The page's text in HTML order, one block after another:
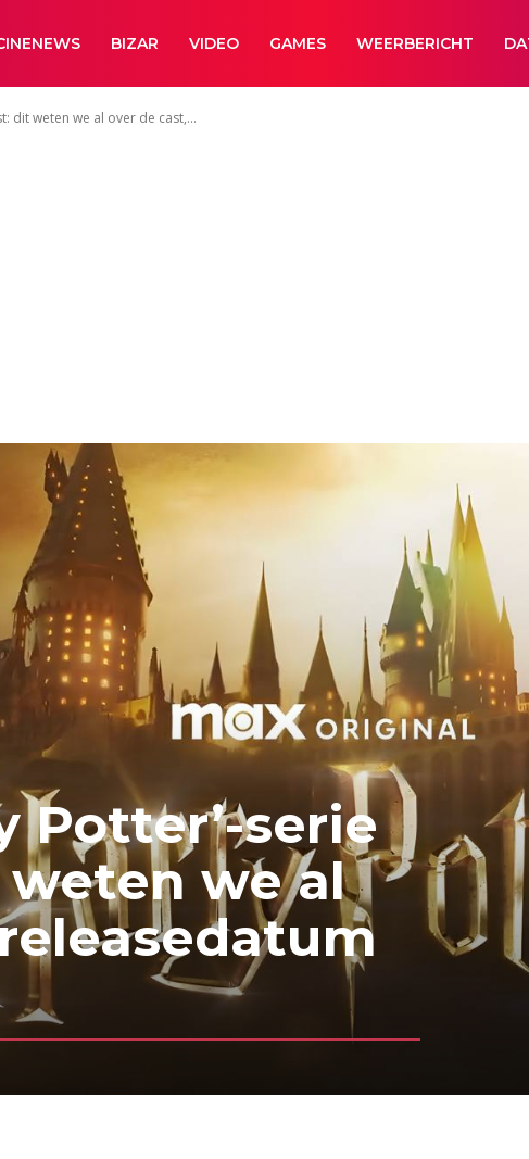
BIZAR VIDEO GAMES WEERBERICHT
dit weten we al over de cast,...
Potter’-serie
we al